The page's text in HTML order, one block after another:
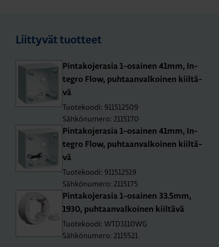
Liittyvät tuotteet
Pin­ta­ko­je­ra­sia 1-osai­nen 41mm, In­
tegro Flow, puh­taan­val­koi­nen kiil­tä­
vä
Tuotekoodi: 911512509
Sähkönumero: 2115170
Pin­ta­ko­je­ra­sia 1-osai­nen 41mm, In­
tegro Flow, puh­taan­val­koi­nen kiil­tä­
vä
Tuotekoodi: 911512519
Sähkönumero: 2115175
Pin­ta­ko­je­ra­sia 1-osai­nen 33.5mm,
1930, puh­taan­val­koi­nen kiil­tä­vä
Tuotekoodi: WTD3110WG
Sähkönumero: 2115521